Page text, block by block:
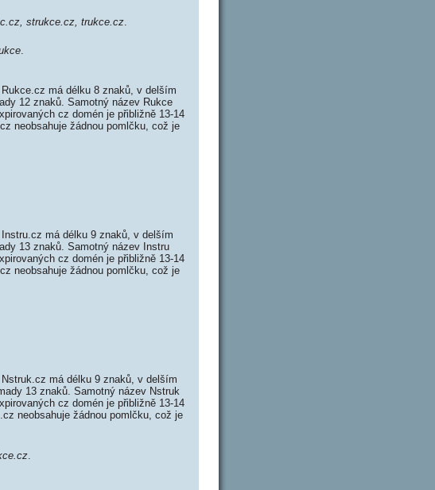
strukce.cz, trukce.cz.
.
má délku 8 znaků, v delším
12 znaků. Samotný název Rukce
cz domén je přibližně 13-14
neobsahuje žádnou pomlčku, což je
má délku 9 znaků, v delším
13 znaků. Samotný název Instru
cz domén je přibližně 13-14
neobsahuje žádnou pomlčku, což je
má délku 9 znaků, v delším
13 znaků. Samotný název Nstruk
cz domén je přibližně 13-14
neobsahuje žádnou pomlčku, což je
.